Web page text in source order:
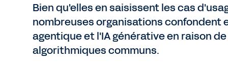
Bien qu'elles en saisissent les cas
nombreuses organisations confondent
agentique et l'IA générative en raison
algorithmiques communs.